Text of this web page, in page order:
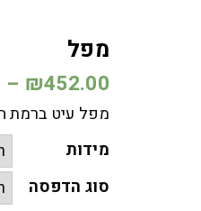
מפל
₪452.00
–
מפל עיט ברמת
מידות
סוג הדפסה